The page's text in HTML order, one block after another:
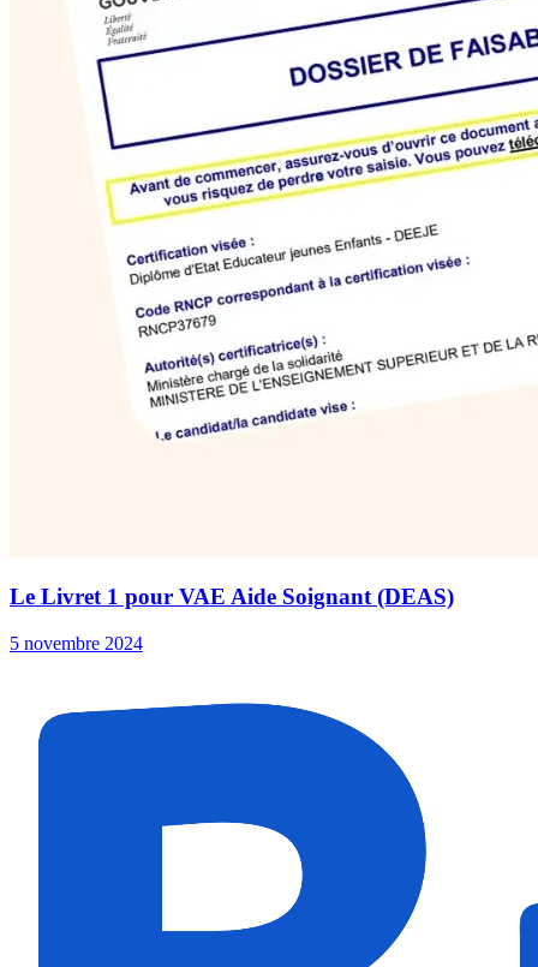
Le Livret 1 pour VAE Aide Soignant (DEAS)
5 novembre 2024